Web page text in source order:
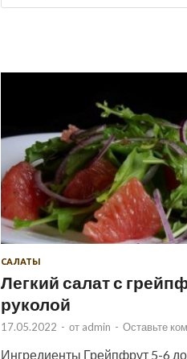
САЛАТЫ
Легкий салат с
руколой
17.05.2022 - от admin - Оставьте
Ингредиенты Грейпфрут 5-6